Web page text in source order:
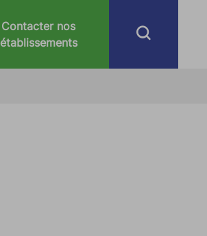
Contacter nos
établissements